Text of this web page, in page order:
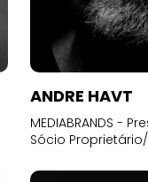
ANDRE HAVT
MEDIABRANDS -
Sócio